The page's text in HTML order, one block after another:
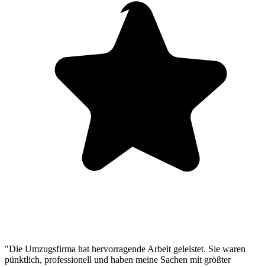
"Die Umzugsfirma hat hervorragende Arbeit geleistet. Sie waren
pünktlich, professionell und haben meine Sachen mit größter